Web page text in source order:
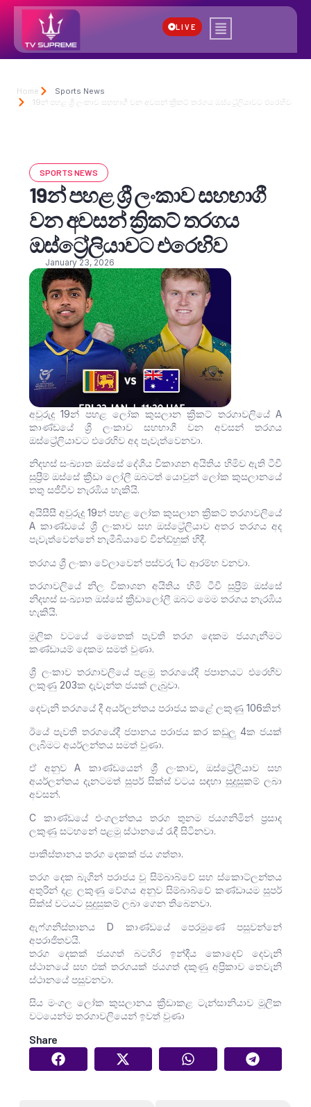
LIVE
Home
Sports News
19න් පහළ ශ්‍රී ලංකාව සහභාගී වන අවසන් ක්‍රිකට් තරගය ඔස්ට්‍රේලියාවට එරෙහිව
SPORTS NEWS
19න් පහළ ශ්‍රී ලංකාව සහභාගී
වන අවසන් ක්‍රිකට් තරගය
ඔස්ට්‍රේලියාවට එරෙහිව
January 23, 2026
අවුරුදු 19න් පහළ ලෝක කුසලාන ක්‍රිකට් තරගාවලියේ A
කාණ්ඩයේ ශ්‍රී ලංකාව සහභාගී වන අවසන් තරගය
ඔස්ට්‍රේලියාවට එරෙහිව අද පැවැත්වෙනවා.
නිදහස් සංඛ්‍යාත ඔස්සේ දේශීය විකාශන අයිතිය හිමිව ඇති ටීවී
සුප්‍රීම් ඔස්සේ ක්‍රීඩා ⁣ලෝලී ඔබටත් යොවුන් ලෝක කුසලානයේ
තතු සජීවීව නැරඹිය හැකියි.
අයිසීසී අවුරුදු 19න් පහළ ලෝක කුසලාන ක්‍රිකට් තරගාවලියේ
A කාණ්ඩයේ ශ්‍රී ලංකාව සහ ඔස්ට්‍රේලියාව අතර තරගය අද
පැවැත්වෙන්නේ නැමීබියාවේ වින්ඩ්හුක් හිදී.
තරගය ශ්‍රී ලංකා වේලාවෙන් පස්වරු 1ට ආරම්භ වනවා.
තරගාවලියේ නිල විකාශන අයිතිය හිමි ටීවී සුප්‍රීම් ඔස්සේ
නිදහස් සංඛ්‍යාත ඔස්සේ ක්‍රීඩාලෝලී ඔබට මෙම තරගය නැරඹිය
හැකියි.
මූලික වටයේ මෙතෙක් පැවති තරග දෙකම ජයගැනීමට
කණ්ඩායම් දෙකම සමත් වුණා.
ශ්‍රී ලංකාව තරගාවලියේ පළමු තරගයේදී ජපානයට එරෙහිව
ලකුණු 203ක දැවැන්ත ජයක් ලැබුවා.
දෙවැනි තරගයේ දී අයර්ලන්තය පරාජය කළේ ලකුණු 106කින්
ඊයේ පැවති තරගයේදී ජපානය පරාජය කර කඩුලු 4ක ජයක්
ලැබිමට අයර්ලන්තය සමත් වුණා.
ඒ අනුව A කාණ්ඩයෙන් ශ්‍රී ලංකාව, ඔස්ට්‍රේලියාව සහ
අයර්ලන්තය දැනටමත් සුපර් සික්ස් වටය සඳහා සුදුසුකම් ලබා
අවසන්.
C කාණ්ඩයේ එංගලන්තය තරග තුනම ජයගනිමින් ප්‍රසාද
ලකුණු සටහනේ පළමු ස්ථානයේ රැඳී සිටිනවා.
පාකිස්තානය තරග දෙකක් ජය ගත්තා.
තරග දෙක බැගින් පරාජය වූ සිම්බාබ්වේ සහ ස්කොට්ලන්තය
අතුරින් දළ ලකුණු වේගය අනුව සිම්බාබ්වේ කණ්ඩායම සුපර්
සික්ස් වටයට සුදුසුකම් ලබා ගෙන තිබෙනවා.
ඇෆ්ගනිස්තානය D කාණ්ඩයේ පෙරමුණේ පසුවන්නේ
අපරාජිතවයි.
තරග දෙකක් ජයගත් බටහිර ඉන්දීය කොදෙව් දෙවැනි
ස්ථානයේ සහ එක් තරගයක් ජයගත් දකුණු අප්‍රිකාව තෙවැනි
ස්ථානයේ පසුවනවා.
සිය මංගල ලෝක කුසලානය ක්‍රීඩාකළ ටැන්සානියාව මූලික
වටයෙන්ම තරගාවලියෙන් ඉවත් වුණා
Share